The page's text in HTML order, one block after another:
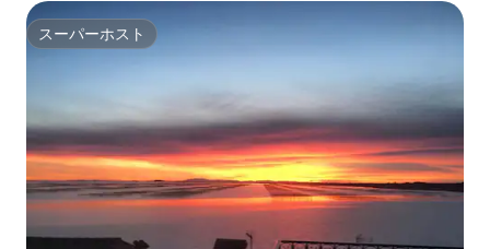
スーパーホスト
スーパーホスト